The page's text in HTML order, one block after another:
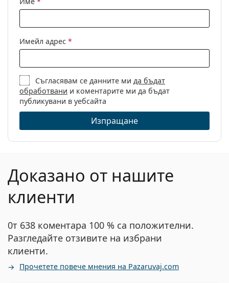
Пол:
Дамски
Категория:
Диоптрични очила
Марка:
Dsquared2
Код:
D2 0008 807 18 55
Имейл адрес *
Съгласявам се данните ми да бъдат
обработвани и коментарите ми да бъдат
публикувани в уебсайта
Изпращане
Доказано от нашите
клиенти
0т 638 коментара 100 % са положителни.
Разгледайте отзивите на избрани
клиенти.
Прочетете повече мнения на Pazaruvaj.com